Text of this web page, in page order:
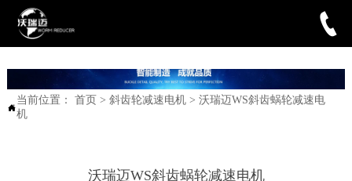


当前位置： 首页 > 斜齿轮减速电机> 沃瑞迈WS斜齿蜗轮减速电
机
沃瑞迈WS斜齿蜗轮减速电机